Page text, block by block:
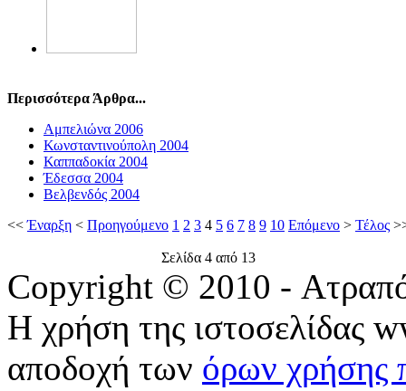
Περισσότερα Άρθρα...
Αμπελιώνα 2006
Κωνσταντινούπολη 2004
Καππαδοκία 2004
Έδεσσα 2004
Βελβενδός 2004
<<Έναρξη < Προηγούμενο 1 2 3 4 5 6 7 8 9 10 Επόμενο > Τέλος
Σελίδα 4 από 13
Copyright © 2010 -
Η χρήση της ιστοσελίδας
αποδοχή των όρων χρήσης